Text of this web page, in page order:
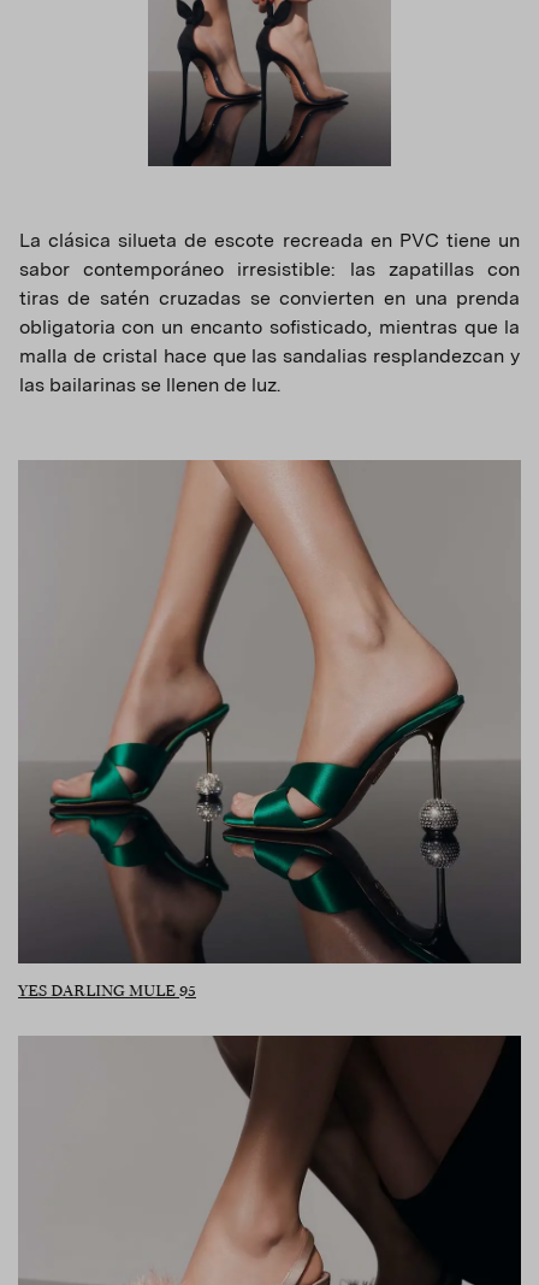
La clásica silueta de escote recreada en PVC tiene un
sabor contemporáneo irresistible: las zapatillas con
tiras de satén cruzadas se convierten en una prenda
obligatoria con un encanto sofisticado, mientras que la
malla de cristal hace que las sandalias resplandezcan y
las bailarinas se llenen de luz.
YES DARLING MULE 95